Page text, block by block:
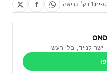
1 דק׳ קריאה
לנייד, בלי רעש